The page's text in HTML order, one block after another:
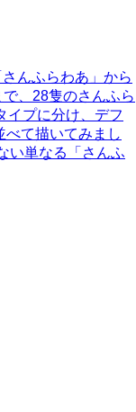
んふらわあ」から
、28隻のさんふら
イプに分け、デフ
べて描いてみまし
い単なる「さんふ